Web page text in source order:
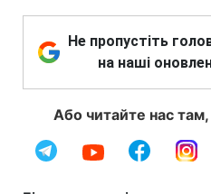
Не пропустіть
на наші
Або читайте нас